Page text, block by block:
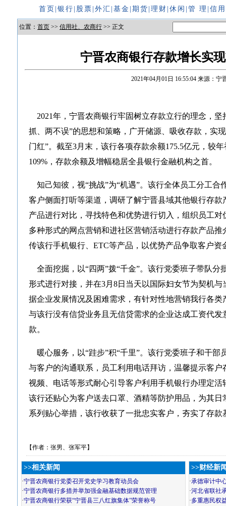
首页 银行 股票 外汇 基金 期货 理财 休闲 管 理 信
位置： 首页 >> 信用社、农商行 >> 正文
宁晋农商银行存款增长实
2021年04月01日 16:55:04 来源：宁
2021年，宁晋农商银行牢固树立存款立行的理念，坚
抓、两不误”的思想和策略，广开储源、吸收存款，实
门红”。截至3月末，该行各项存款余额175.5亿元，较
109%，存款余额及增幅稳居全县银行金融机构之首。
知己知彼，视“挑战”为“机遇”。该行全体员工分工合
客户侧面打听等渠道，调研了解宁晋县域其他银行存
产品进行对比，寻找特色和优势进行切入，组织员工
多种形式的网点营销和进社区营销活动进行存款产品
传该行手机银行、ETC等产品，以优势产品争取客户资
全面挖掘，以“四两”拨“千金”。该行党委班子带队分
形式进行对接，并在3月8日当天以国际妇女节为契机
据企业发展情况及困难需求，有针对性地营销我行各
与该行没有信贷业务且无信贷需求的企业达成工资代发
款。
暖心服务，以“跬步”积“千里”。该行党委班子和干部
与客户的沟通联系，员工利用电话拜访，温馨提示客
视频、电话等形式耐心引导客户利用手机银行办理定
该行还贴心为客户送去口罩、酒精等防护用品，为其
系列贴心举措，该行收获了一批忠实客户，夯实了存款
【作者：张男、张军平】
>>相关新闻
·宁晋农商银行党委召开党史学习教育动员会
·宁晋农商银行多措并举加强金融基础数据规范管理
·宁晋农商银行荣获“宁晋县三八红旗集体”荣誉称号
>>财经新
·承德审计中
·河北省联社
·多重惠民权